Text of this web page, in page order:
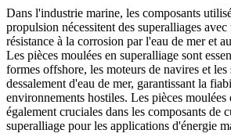
Dans l'industrie marine, les composants
propulsion nécessitent des superalliages
résistance à la corrosion par l'eau de mer et
Les pièces moulées en superalliage sont
formes offshore, les moteurs de navires et les
dessalement d'eau de mer, garantissant la
environnements hostiles. Les pièces moulées
également cruciales dans les composants de
superalliage pour les applications d'énergie